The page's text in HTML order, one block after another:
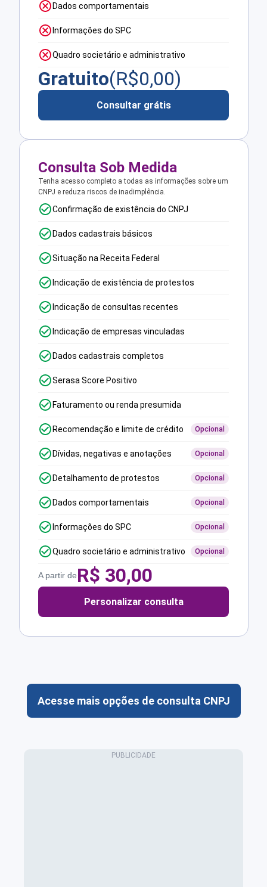
Dados comportamentais
Informações do SPC
Quadro societário e administrativo
Gratuito(R$0,00)
Consultar grátis
Consulta Sob Medida
Tenha acesso completo a todas as informações sobre um
CNPJ e reduza riscos de inadimplência.
Confirmação de existência do CNPJ
Dados cadastrais básicos
Situação na Receita Federal
Indicação de existência de protestos
Indicação de consultas recentes
Indicação de empresas vinculadas
Dados cadastrais completos
Serasa Score Positivo
Faturamento ou renda presumida
Recomendação e limite de crédito Opcional
Dívidas, negativas e anotações Opcional
Detalhamento de protestos Opcional
Dados comportamentais Opcional
Informações do SPC Opcional
Quadro societário e administrativo Opcional
A partir deR$ 30,00
Personalizar consulta
Acesse mais opções de consulta CNPJ